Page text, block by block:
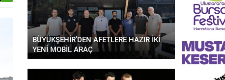
BÜYÜKŞEHİR’DEN AFETLERE HAZIR İKİ
YENİ MOBİL ARAÇ